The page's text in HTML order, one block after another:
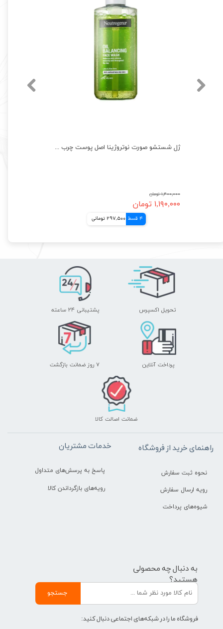
ژل شستشو صورت نوتروژینا اصل پوست چرب ضد جوش Neutrogena
۱,۴۰۰,۰۰۰ تومان
۱,۱۹۰,۰۰۰ تومان
4 قسط 297,500 تومانی
تحویل اکسپرس پشتیبانی ۲۴ ساعته
پرداخت آنلاین ۷ روز ضمانت بازگشت
ضمانت اصالت کالا
راهنمای خرید از فروشگاه
نحوه ثبت سفارش
رویه ارسال سفارش
شیوه‌های پرداخت
خدمات مشتریان
پاسخ به پرسش‌های متداول
رویه‌های بازگرداندن کالا
به دنبال چه محصولی
هستید؟
جستجو
فروشگاه ما را در شبکه‌های اجتماعی دنبال کنید: